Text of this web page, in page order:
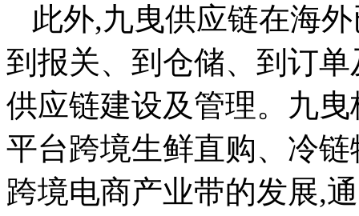
此外,九曳供应链在海
到报关、到仓储、到订
供应链建设及管理。九
平台跨境生鲜直购、冷
跨境电商产业带的发展,